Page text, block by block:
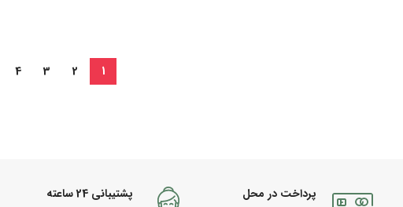
1
2
3
4
پرداخت در محل
پشتیبانی 24 ساعته